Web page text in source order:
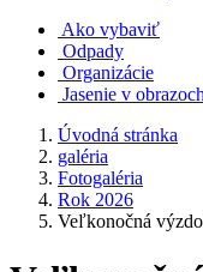
Ako vybaviť
Odpady
Organizácie
Jasenie v obrazoch
Úvodná stránka
galéria
Fotogaléria
Rok 2026
Veľkonočná